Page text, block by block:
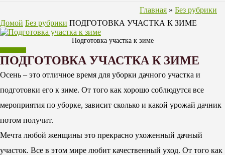
Главная » Без рубрики
Домой Без рубрики ПОДГОТОВКА УЧАСТКА К ЗИМЕ
Подготовка участка к зиме
ПОДГОТОВКА УЧАСТКА К ЗИМЕ
Осень – это отличное время для уборки дачного участка и
подготовки его к зиме. От того как хорошо соблюдутся все
мероприятия по уборке, зависит сколько и какой урожай дачник
потом получит.
Мечта любой женщины это прекрасно ухоженный дачный
участок. Все в этом мире любит качественный уход. От того как